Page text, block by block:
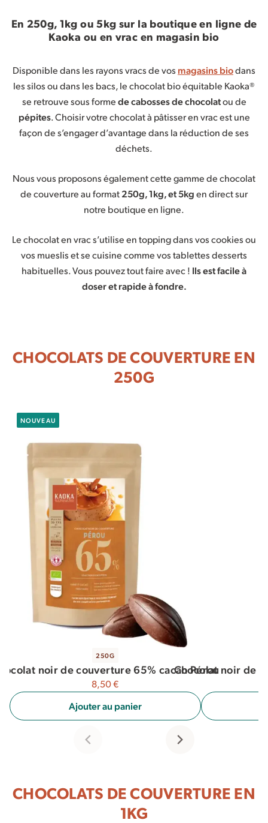
En 250g, 1kg ou 5kg sur la boutique en ligne de
Kaoka ou en vrac en magasin bio
Disponible dans les rayons vracs de vos magasins biodans
les silos ou dans les bacs, le chocolat bio équitable Kaoka®
se retrouve sous formede cabosses de chocolatou de
pépites. Choisir votre chocolat à pâtisser en vrac est une
façon de s’engager d’avantage dans la réduction de ses
déchets.
Nous vous proposons également cette gamme de chocolat
de couverture au format250g, 1kg, et 5kgen direct sur
notre boutique en ligne.
Le chocolat en vrac s’utilise en topping dans vos cookies ou
vos mueslis et se cuisine comme vos tablettes desserts
habituelles. Vous pouvez tout faire avec ! Ils est facile à
doser et rapide à fondre.
CHOCOLATS DE COUVERTURE EN
250G
NOUVEAU
250G
noir de couverture 65% cacao Pérou
8,50€
Ajouter au panier
Chocolat noir de
CHOCOLATS DE COUVERTURE EN
1KG